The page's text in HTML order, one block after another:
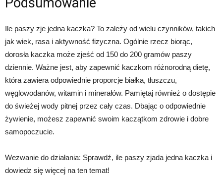
Ile paszy zje jedna kaczka? To zależy od wielu czynników, takich
jak wiek, rasa i aktywność fizyczna. Ogólnie rzecz biorąc,
dorosła kaczka może zjeść od 150 do 200 gramów paszy
dziennie. Ważne jest, aby zapewnić kaczkom różnorodną dietę,
która zawiera odpowiednie proporcje białka, tłuszczu,
węglowodanów, witamin i minerałów. Pamiętaj również o dostępie
do świeżej wody pitnej przez cały czas. Dbając o odpowiednie
żywienie, możesz zapewnić swoim kaczątkom zdrowie i dobre
samopoczucie.
Wezwanie do działania: Sprawdź, ile paszy zjada jedna kaczka i
dowiedz się więcej na ten temat!